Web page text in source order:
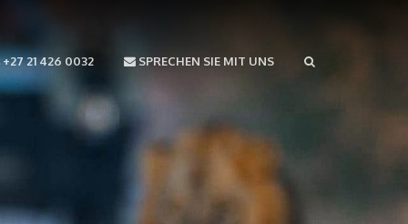
+27 21 426 0032 SPRECHEN SIE MIT UNS